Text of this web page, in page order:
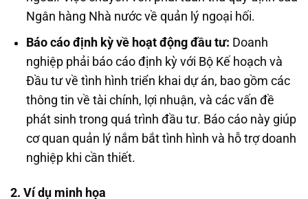
Ngân hàng Nhà nước về quản lý ngoại hối.
Báo cáo định kỳ về hoạt động đầu tư: Doanh
nghiệp phải báo cáo định kỳ với Bộ Kế hoạch và
Đầu tư về tình hình triển khai dự án, bao gồm các
thông tin về tài chính, lợi nhuận, và các vấn đề
phát sinh trong quá trình đầu tư. Báo cáo này giúp
cơ quan quản lý nắm bắt tình hình và hỗ trợ doanh
nghiệp khi cần thiết.
2. Ví dụ minh họa